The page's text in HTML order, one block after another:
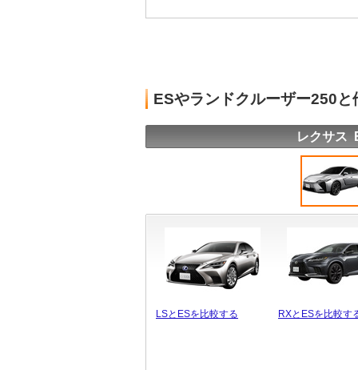
ESやランドクルーザー250
レクサス
LSとESを比較する RXとESを比較す